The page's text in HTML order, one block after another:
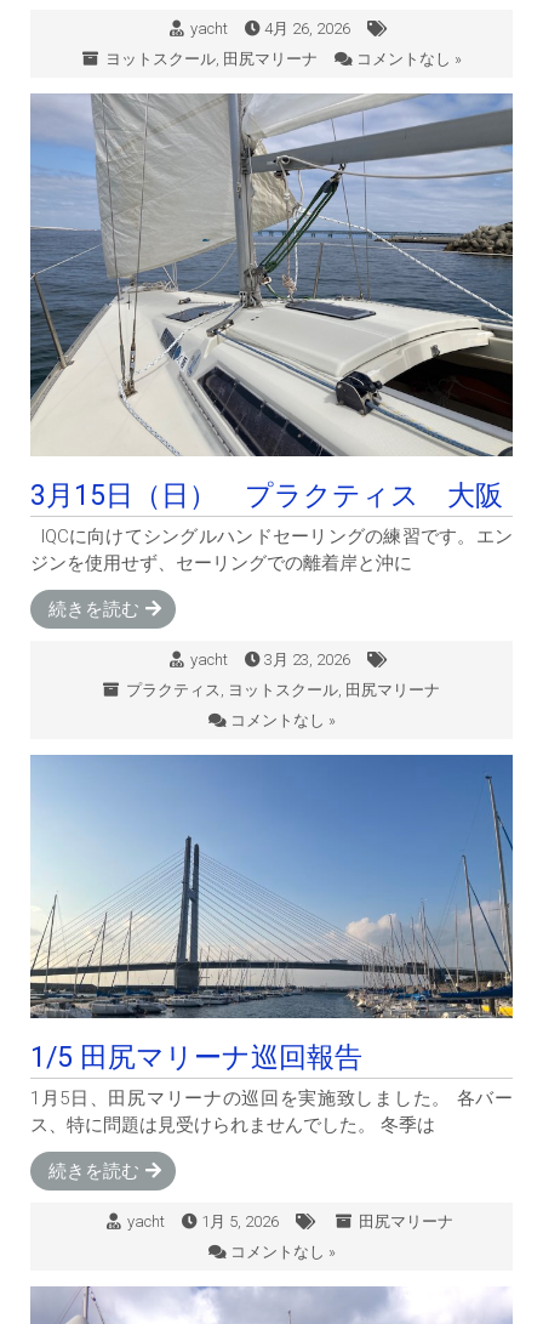
yacht
4月 26, 2026
ヨットスクール, 田尻マリーナ コメントなし »
3月15日（日） プラクティス 大阪
IQCに向けてシングルハンドセーリングの練習です。エン
ジンを使用せず、セーリングでの離着岸と沖に
続きを読む
yacht
3月 23, 2026
プラクティス
ヨットスクール 田尻マリーナ
コメントなし »
1/5 田尻マリーナ巡回報告
1月5日、田尻マリーナの巡回を実施致しました。 各バー
ス、特に問題は見受けられませんでした。 冬季は
続きを読む
yacht 1月 5, 2026
田尻マリーナ
コメントなし »